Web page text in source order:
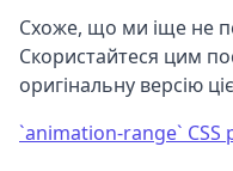
Схоже, що ми іще не
Скористайтеся цим
оригінальну версію
`animation-range` CSS